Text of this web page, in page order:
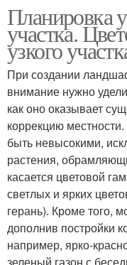
Планировка
участка.
узкого
При создании
внимание нужно
как оно оказывает
коррекцию
быть невысокими,
растения,
касается цветовой
светлых и ярких
герань). Кроме того,
дополнив постройки
например, ярко-